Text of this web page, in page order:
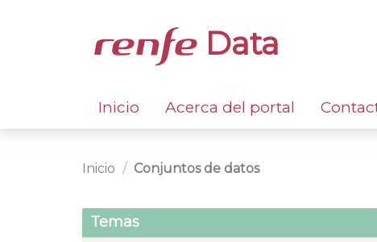
Data
Inicio Acerca del portal
Inicio Conjuntos de datos
Temas